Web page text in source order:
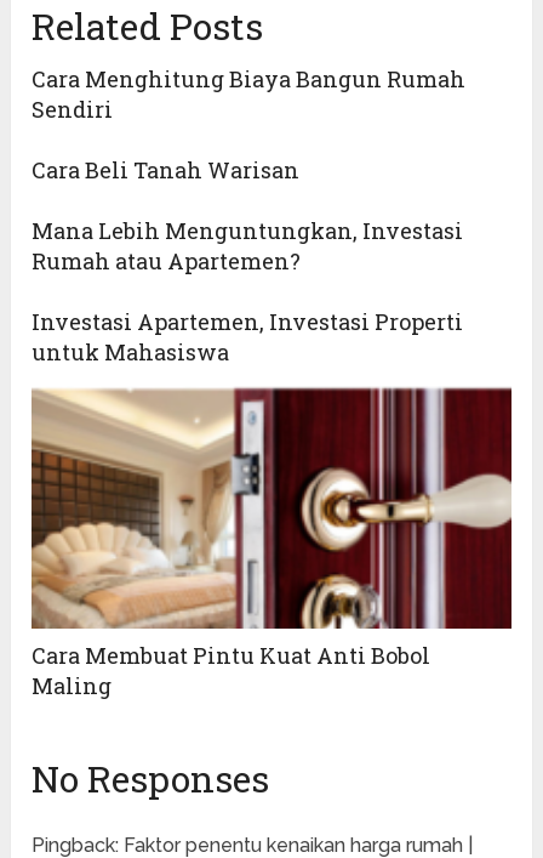
Related Posts
Cara Menghitung Biaya Bangun Rumah
Sendiri
Cara Beli Tanah Warisan
Mana Lebih Menguntungkan, Investasi
Rumah atau Apartemen?
Investasi Apartemen, Investasi Properti
untuk Mahasiswa
Cara Membuat Pintu Kuat Anti Bobol
Maling
No Responses
Pingback: Faktor penentu kenaikan harga rumah |